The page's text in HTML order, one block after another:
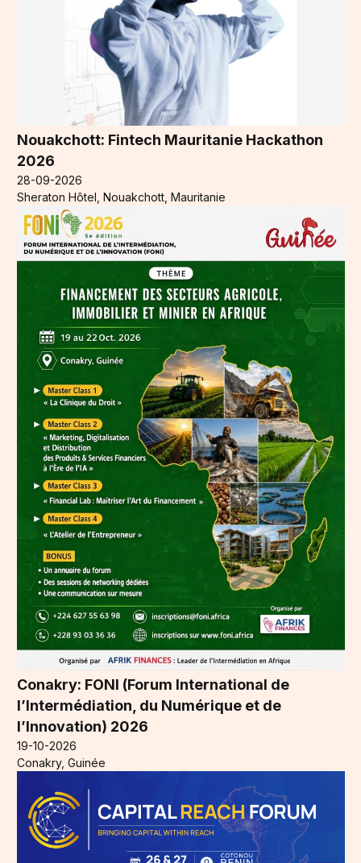
Nouakchott: Fintech Mauritanie Hackathon
2026
28-09-2026
Sheraton Hôtel, Nouakchott, Mauritanie
Conakry: FONI (Forum International de
l’Intermédiation, du Numérique et de
l’Innovation) 2026
19-10-2026
Conakry, Guinée